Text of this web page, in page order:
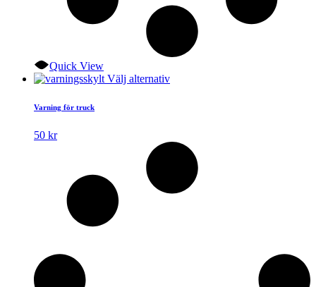
Quick View
Välj alternativDen
varianter.
alternativen
kan
Varning för truck
50 kr